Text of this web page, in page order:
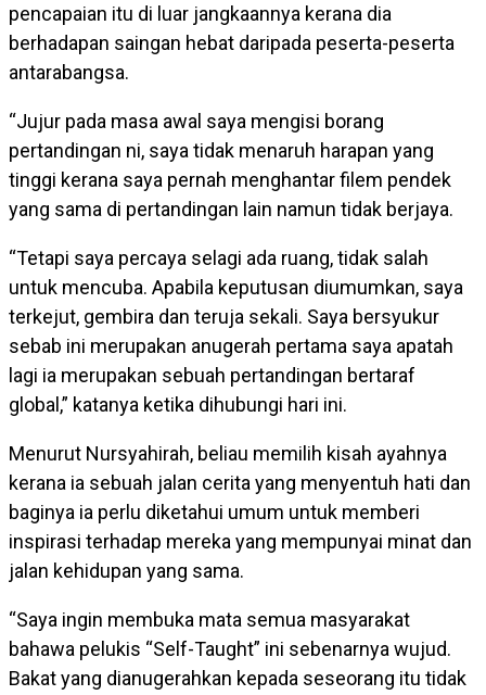
pencapaian itu di luar jangkaannya kerana dia
berhadapan saingan hebat daripada peserta-peserta
antarabangsa.
“Jujur pada masa awal saya mengisi borang
pertandingan ni, saya tidak menaruh harapan yang
tinggi kerana saya pernah menghantar filem pendek
yang sama di pertandingan lain namun tidak berjaya.
“Tetapi saya percaya selagi ada ruang, tidak salah
untuk mencuba. Apabila keputusan diumumkan, saya
terkejut, gembira dan teruja sekali. Saya bersyukur
sebab ini merupakan anugerah pertama saya apatah
lagi ia merupakan sebuah pertandingan bertaraf
global,” katanya ketika dihubungi hari ini.
Menurut Nursyahirah, beliau memilih kisah ayahnya
kerana ia sebuah jalan cerita yang menyentuh hati dan
baginya ia perlu diketahui umum untuk memberi
inspirasi terhadap mereka yang mempunyai minat dan
jalan kehidupan yang sama.
“Saya ingin membuka mata semua masyarakat
bahawa pelukis “Self-Taught” ini sebenarnya wujud.
Bakat yang dianugerahkan kepada seseorang itu tidak